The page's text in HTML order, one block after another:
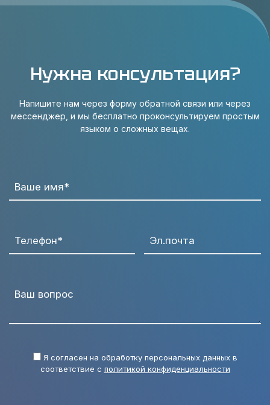
Нужна консультация?
Напишите нам через форму обратной связи или через
мессенджер, и мы бесплатно проконсультируем простым
языком о сложных вещах.
Ваше имя*
Телефон* Эл.почта
Ваш вопрос
Я согласен на обработку персональных данных в
соответствие с политикой конфиденциальности